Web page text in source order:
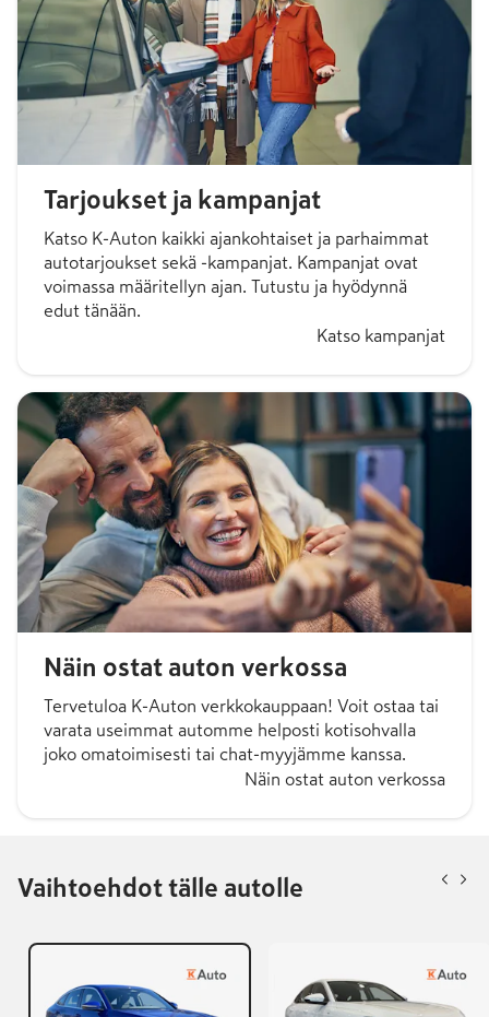
Tarjoukset ja kampanjat
Katso K-Auton kaikki ajankohtaiset ja parhaimmat
autotarjoukset sekä -kampanjat. Kampanjat ovat
voimassa määritellyn ajan. Tutustu ja hyödynnä
edut tänään.
Katso kampanjat
Näin ostat auton verkossa
Tervetuloa K-Auton verkkokauppaan! Voit ostaa tai
varata useimmat automme helposti kotisohvalla
joko omatoimisesti tai chat-myyjämme kanssa.
Näin ostat auton verkossa
Vaihtoehdot tälle autolle